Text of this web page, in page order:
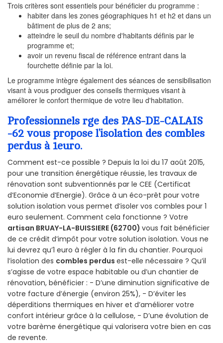
Trois critères sont essentiels pour bénéficier du programme :
habiter dans les zones géographiques h1 et h2 et dans un
bâtiment de plus de 2 ans;
atteindre le seuil du nombre d'habitants définis par le
programme et;
avoir un revenu fiscal de référence entrant dans la
fourchette définie par la loi.
Le programme intègre également des séances de sensibilisation
visant à vous prodiguer des conseils thermiques visant à
améliorer le confort thermique de votre lieu d'habitation.
Professionnels rge des PAS-DE-CALAIS
-62 vous propose l’isolation des combles
perdus à 1euro.
Comment est-ce possible ? Depuis la loi du 17 août 2015,
pour une transition énergétique réussie, les travaux de
rénovation sont subventionnés par le CEE (Certificat
d’Economie d’Energie). Grâce à un éco-prêt pour votre
solution isolation vous permet d’isoler vos combles pour 1
euro seulement. Comment cela fonctionne ? Votre
artisan BRUAY-LA-BUISSIERE (62700) vous fait bénéficier
de ce crédit d’impôt pour votre solution isolation. Vous ne
lui devrez qu’1 euro à régler à la fin du chantier. Pourquoi
l’isolation des combles perdus est-elle nécessaire ? Qu’il
s’agisse de votre espace habitable ou d’un chantier de
rénovation, bénéficier : - D’une diminution significative de
votre facture d’énergie (environ 25%), - D’éviter les
déperditions thermiques en hiver et d’améliorer votre
confort intérieur grâce à la cellulose, - D’une évolution de
votre barème énergétique qui valorisera votre bien en cas
de revente.